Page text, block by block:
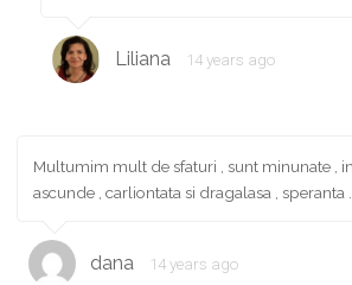
Liliana 14 years ago
Multumim mult de sfaturi , sunt minunate ,
ascunde , carliontata si dragalasa , speranta .
dana 14 years ago